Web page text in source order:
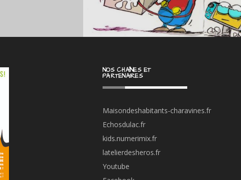
NOS CHAÎNES ET
PARTENAIRES
Maisondeshabitants-charavines.fr
Echosdulac.fr
kids.numerimix.fr
latelierdesheros.fr
Youtube